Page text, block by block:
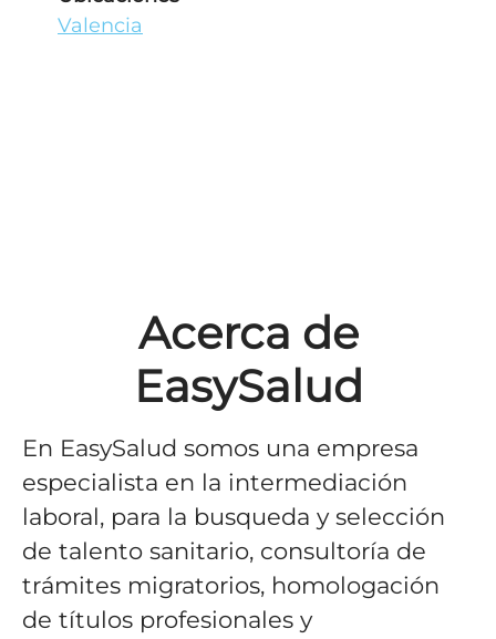
Valencia
Acerca de
EasySalud
En EasySalud somos una empresa
especialista en la intermediación
laboral, para la busqueda y selección
de talento sanitario, consultoría de
trámites migratorios, homologación
de títulos profesionales y